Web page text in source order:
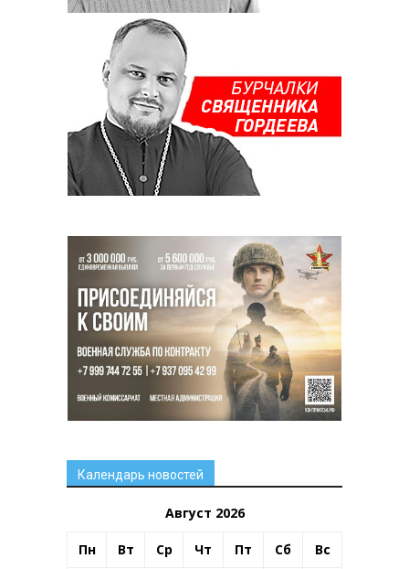
Календарь новостей
Август 2026
Пн Вт Ср Чт Пт Сб Вс